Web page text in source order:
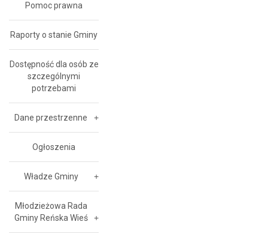
Pomoc prawna
Raporty o stanie Gminy
Dostępność dla osób ze
szczególnymi
potrzebami
Dane przestrzenne
Ogłoszenia
Władze Gminy
Młodzieżowa Rada
Gminy Reńska Wieś